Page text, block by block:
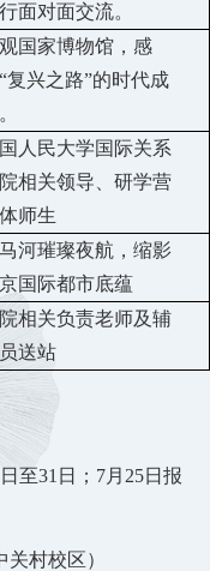
面对面交流。
国家博物馆，感
“复兴之路”的时代成
人民大学国际关系
相关领导、研学营
师生
河璀璨夜航，缩影
国际都市底蕴
相关负责老师及辅
送站
日至31 日； 7月 25日报
村校区）